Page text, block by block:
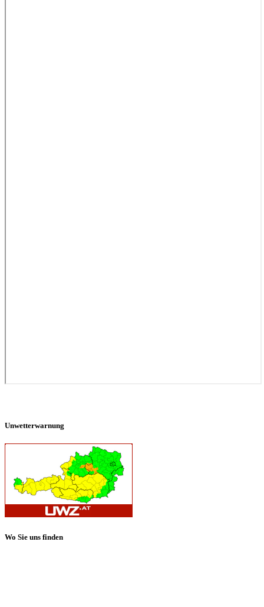
Unwetterwarnung
Wo Sie uns finden